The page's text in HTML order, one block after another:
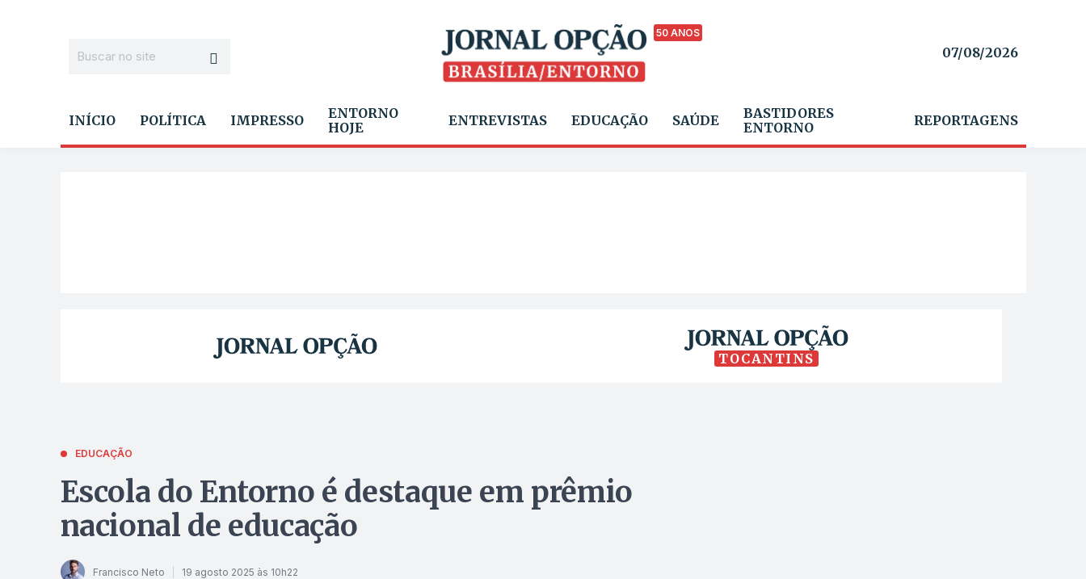
50 ANOS
07/08/2026
INÍCIO POLÍTICA IMPRESSO
ENTORNO
HOJE
ENTREVISTAS EDUCAÇÃO SAÚDE
BASTIDORES
ENTORNO
REPORTAGENS
TOCANTINS
EDUCAÇÃO
Escola do Entorno é destaque em prêmio
nacional de educação
Francisco Neto 19 agosto 2025 às 10h22